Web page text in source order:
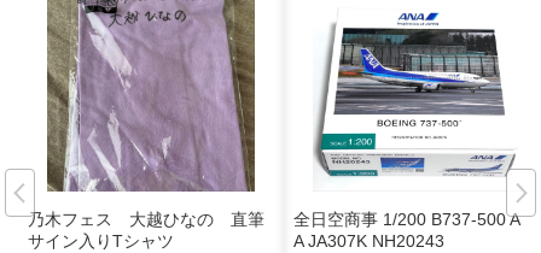
乃木フェス 大越ひなの 直筆
サイン入りTシャツ
全日空商事 1/200 B737-500 AN
A JA307K NH20243